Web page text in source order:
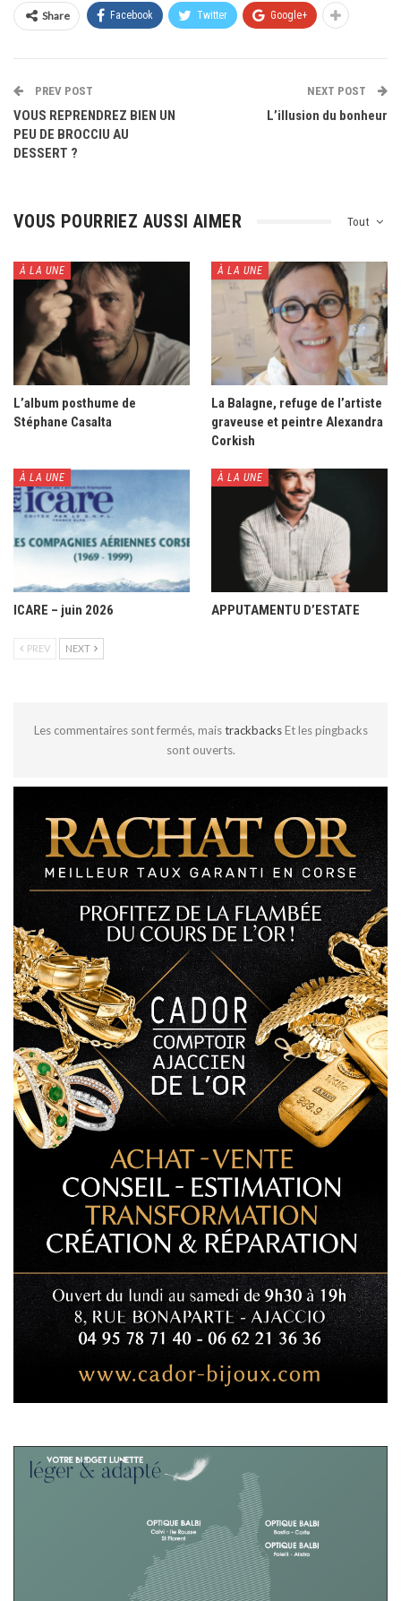
Share Facebook Twitter Google+
PREV POST
VOUS REPRENDREZ BIEN UN
PEU DE BROCCIU AU
DESSERT ?
NEXT POST
L’illusion du bonheur
Tout
VOUS POURRIEZ AUSSI AIMER
À LA UNE
L’album posthume de
Stéphane Casalta
À LA UNE
La Balagne, refuge de l’artiste
graveuse et peintre Alexandra
Corkish
À LA UNE
ICARE – juin 2026
À LA UNE
APPUTAMENTU D’ESTATE
PREV NEXT
Les commentaires sont fermés, maistrackbacks Et les pingbacks
sont ouverts.